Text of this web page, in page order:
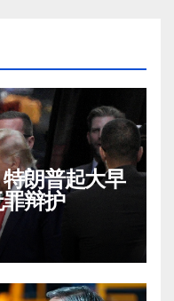
朗普起大早
辩护